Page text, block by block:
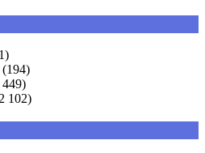
(194)
102)